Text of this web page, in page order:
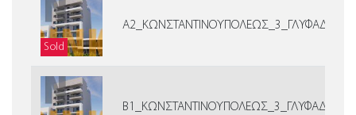
Sold
Α2_ΚΩΝΣΤΑΝΤΙΝΟΥΠΟΛΕΩΣ_3_ΓΛΥΦΑΔΑ
Β1_ΚΩΝΣΤΑΝΤΙΝΟΥΠΟΛΕΩΣ_3_ΓΛΥΦΑΔΑ